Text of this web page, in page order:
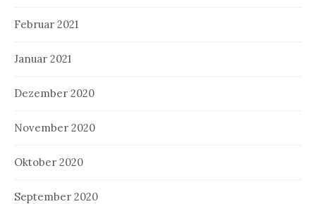
Februar 2021
Januar 2021
Dezember 2020
November 2020
Oktober 2020
September 2020